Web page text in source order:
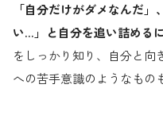
「自分だけがダメなんだ
い…」と自分を追い詰める
をしっかり知り、自分と向
への苦手意識のようなもの